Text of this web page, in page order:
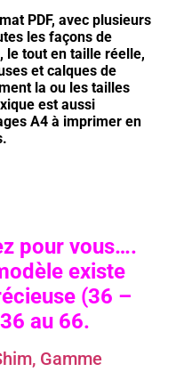
PDF, avec plusieurs
les façons de
le tout en taille réelle,
et calques de
la ou les tailles
est aussi
A4 à imprimer en
pour vous….
existe
(36 –
au 66.
Gamme